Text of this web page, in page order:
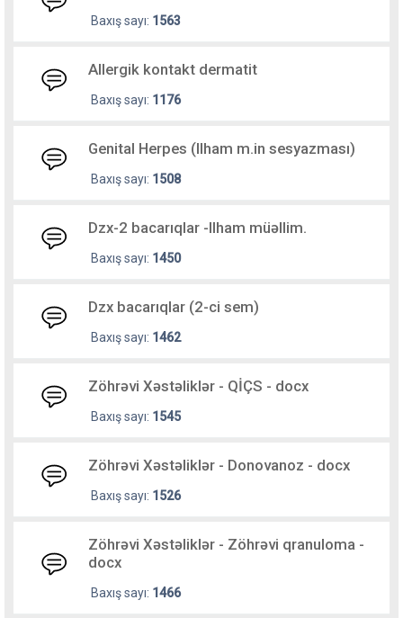
Baxış sayı: 1563
Allergik kontakt dermatit
Baxış sayı: 1176
Genital Herpes (Ilham m.in sesyazması)
Baxış sayı: 1508
Dzx-2 bacarıqlar -Ilham müəllim.
Baxış sayı: 1450
Dzx bacarıqlar (2-ci sem)
Baxış sayı: 1462
Zöhrəvi Xəstəliklər - QİÇS - docx
Baxış sayı: 1545
Zöhrəvi Xəstəliklər - Donovanoz - docx
Baxış sayı: 1526
Zöhrəvi Xəstəliklər - Zöhrəvi qranuloma -
docx
Baxış sayı: 1466